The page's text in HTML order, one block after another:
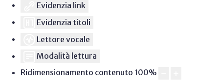
Evidenzia link
Evidenzia titoli
Lettore vocale
Modalità lettura
Ridimensionamento contenuto 100%